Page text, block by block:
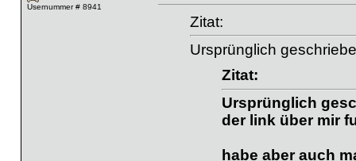
Usernummer # 8941
Zitat:
Ursprünglich
Zitat:
Ursprünglich
der link über mir
habe aber auch